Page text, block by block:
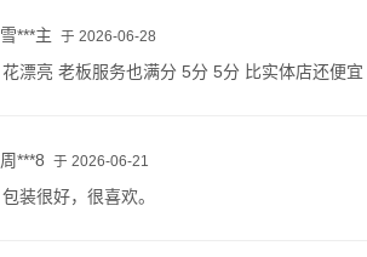
雪***主 于 2026-06-28
花漂亮 老板服务也满分 5分 5分 比实体店还便宜
周***8 于 2026-06-21
包装很好，很喜欢。